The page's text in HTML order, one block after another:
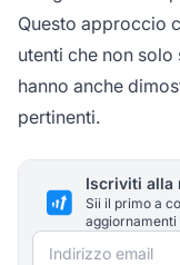
Questo approccio
utenti che non
hanno anche
pertinenti.
Iscriviti alla
Sii il primo a
Indirizzo email